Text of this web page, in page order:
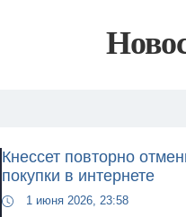
Кнессет повторно
покупки в интернете
1 июня 2026, 23:58